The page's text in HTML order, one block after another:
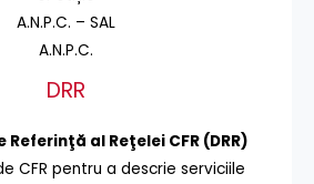
A.N.P.C. – SAL
A.N.P.C.
DRR
al Reţelei CFR (DRR)
CFR pentru a descrie serviciile